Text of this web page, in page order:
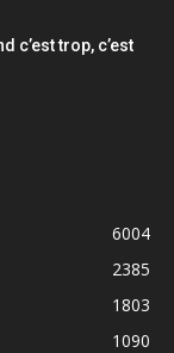
c’est trop, c’est
6004
2385
1803
1090